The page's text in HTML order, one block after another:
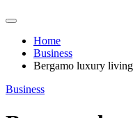
Home
Business
Bergamo luxury
Business